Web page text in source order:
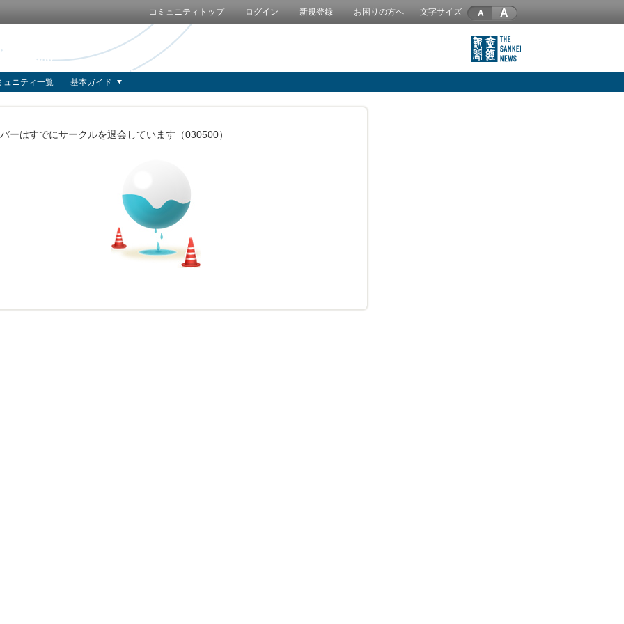
コミュニティトップ ログイン 新規登録 お困りの方へ 文字サイズ A
ュニティ一覧 基本ガイド
ーはすでにサークルを退会しています（030500）